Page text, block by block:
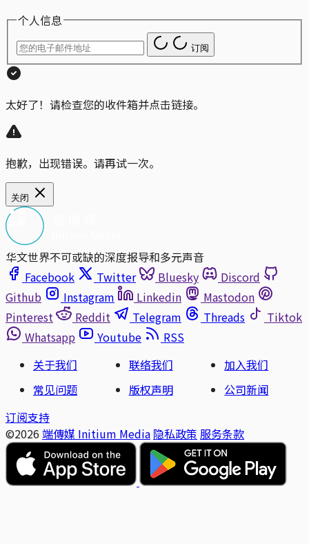
个人信息
订阅
太好了！请检查您的收件箱并点击链接。
抱歉，出现错误。请再试一次。
关闭
华文世界不可或缺的深度报导和多元声音
Facebook
Twitter Bluesky
Discord
Github
Instagram Linkedin
Mastodon
Pinterest
Reddit Telegram Threads
Tiktok
Whatsapp
Youtube
RSS
关于我们
联络我们
加入我们
常见问题
版权声明
公司新闻
订阅支持
©2026 端傳媒 Initium Media 隐私政策 服务条款